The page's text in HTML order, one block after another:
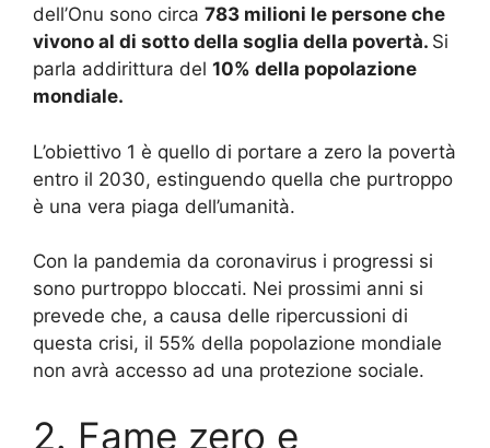
dell’Onu sono circa 783 milioni le persone che
vivono al di sotto della soglia della povertà. Si
parla addirittura del 10% della popolazione
mondiale.
L’obiettivo 1 è quello di portare a zero la povertà
entro il 2030, estinguendo quella che purtroppo
è una vera piaga dell’umanità.
Con la pandemia da coronavirus i progressi si
sono purtroppo bloccati. Nei prossimi anni si
prevede che, a causa delle ripercussioni di
questa crisi, il 55% della popolazione mondiale
non avrà accesso ad una protezione sociale.
2. Fame zero e